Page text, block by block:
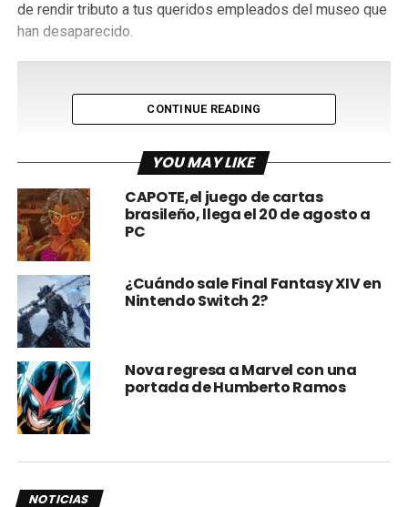
de rendir tributo a tus queridos empleados del museo que
han desaparecido.
Ya fuera explorando el mundo en busca de nuevas piezas
que exponer o fueran víctimas de tu indiferencia absoluta
por las leyes laborales de Two Point County, recibirás un
objeto conmemorativo para reconocer su labor.
Las piezas conmemorativas incluyen desde humildes
placas hasta gigantescas estatuas, y llevan grabados el
nombre del empleado, los años de servicio y el lugar
Dependiendo de tu nivel de creatividad y atención al
CONTINUE READING
YOU MAY LIKE
CAPOTE,el juego de cartas
brasileño, llega el 20 de agosto a
PC
¿Cuándo sale Final Fantasy XIV en
Nintendo Switch 2?
Nova regresa a Marvel con una
portada de Humberto Ramos
NOTICIAS